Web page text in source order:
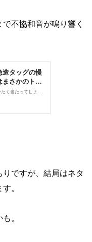
不協和音が鳴り響く
ですが、結局はネタ
。
。